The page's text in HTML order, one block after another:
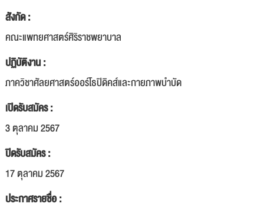
สังกัด :
คณะแพทยศาสตร์ศิริราชพยาบาล
ปฏิบัติงาน :
ภาควิชาศัลยศาสตร์ออร์โธปิดิคส์และกายภาพบำบัด
เปิดรับสมัคร :
3 ตุลาคม 2567
ปิดรับสมัคร :
17 ตุลาคม 2567
ประกาศรายชื่อ :